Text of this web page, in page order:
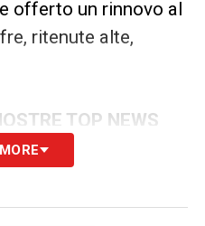
offerto un rinnovo al
ritenute alte,
TOP NEWS